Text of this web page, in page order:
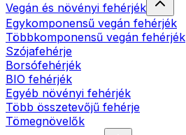
Vegán és növényi fehérjék
Egykomponensű vegán fehérjék
Többkomponensű vegán fehérjék
Szójafehérje
Borsófehérjék
BIO fehérjék
Egyéb növényi fehérjék
Több összetevőjű fehérje
Tömegnövelők